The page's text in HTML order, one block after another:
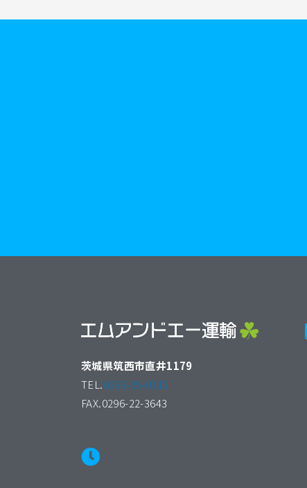
茨城県筑西市直井1179
TEL.0296-25-0112
FAX.0296-22-3643